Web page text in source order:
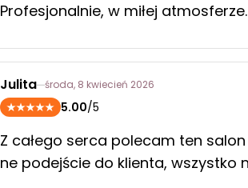
Profesjonalnie, w miłej
Julita środa, 8 kwiecień 2026
5.00/5
Z całego serca polecam ten
ne podejście do klienta,